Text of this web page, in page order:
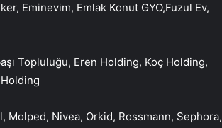
Eminevim, Emlak Konut GYO,Fuzul Ev,
Topluluğu, Eren Holding, Koç Holding,
Molped, Nivea, Orkid, Rossmann, Sephora,